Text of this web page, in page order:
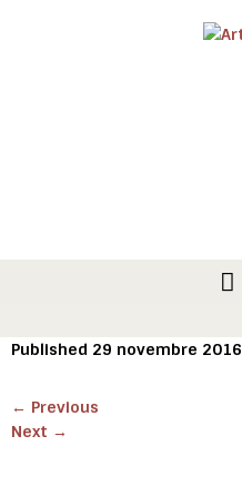
Published 29 novembre 2016
← Previous
Next →